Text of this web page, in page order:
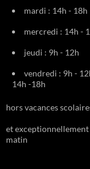
mardi : 14h - 18h
mercredi : 14h -
jeudi : 9h - 12h
vendredi : 9h -
14h -18h
hors vacances
et
matin